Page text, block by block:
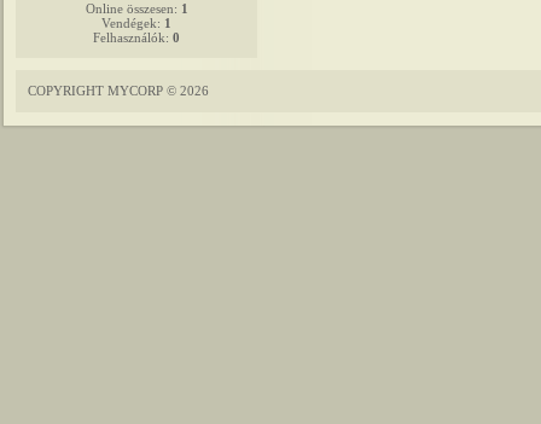
Online összesen: 1
Vendégek: 1
Felhasználók: 0
COPYRIGHT MYCORP © 2026